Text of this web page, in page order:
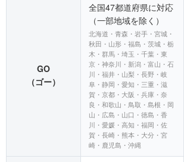
GO
（ゴー）
全国47都道府県に対応
（一部地域を除く）
北海道・青森・岩手・宮城・
秋田・山形・福島・茨城・栃
木・群馬・埼玉・千葉・東
京・神奈川・新潟・富山・石
川・福井・山梨・長野・岐
阜・静岡・愛知・三重・滋
賀・京都・大阪・兵庫・奈
良・和歌山・鳥取・島根・岡
山・広島・山口・徳島・香
川・愛媛・高知・福岡・佐
賀・長崎・熊本・大分・宮
崎・鹿児島・沖縄